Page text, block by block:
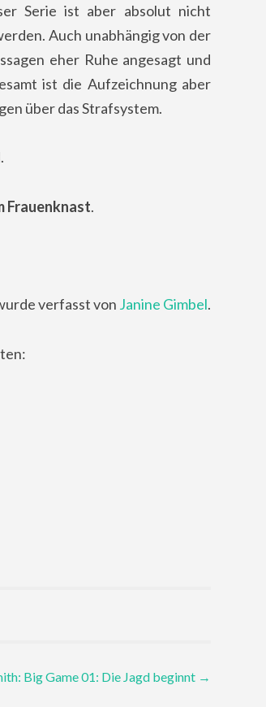
Serie ist aber absolut nicht
Auch unabhängig von der
eher Ruhe angesagt und
ist die Aufzeichnung aber
über das Strafsystem.
Frauenknast.
verfasst von Janine Gimbel.
Big Game 01: Die Jagd beginnt →